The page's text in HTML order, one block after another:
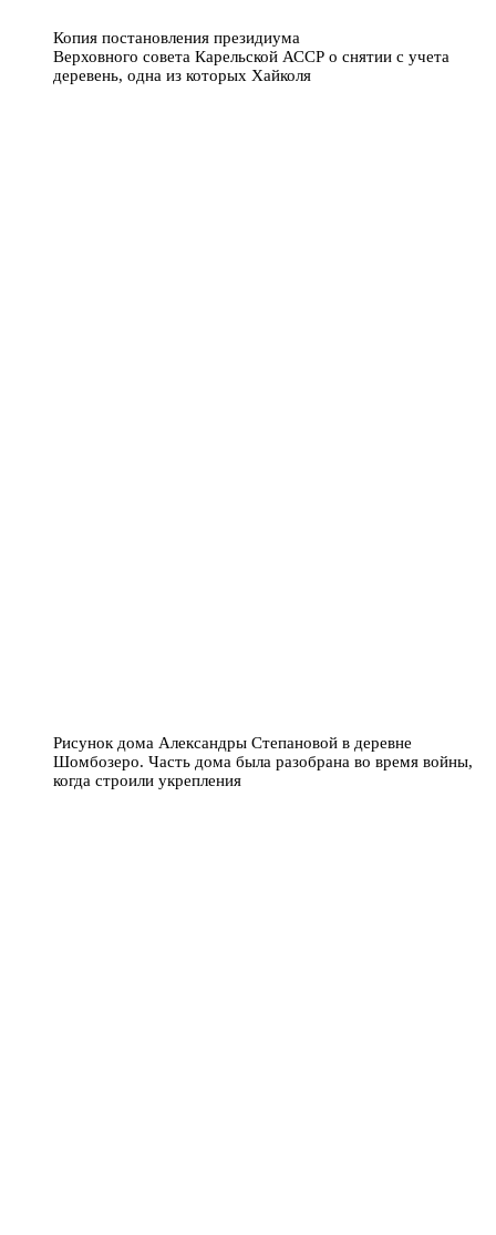
Копия постановления президиума
Верховного совета Карельской АССР о снятии с учета
деревень, одна из которых Хайколя
Рисунок дома Александры Степановой в деревне
Шомбозеро. Часть дома была разобрана во время войны,
когда строили укрепления